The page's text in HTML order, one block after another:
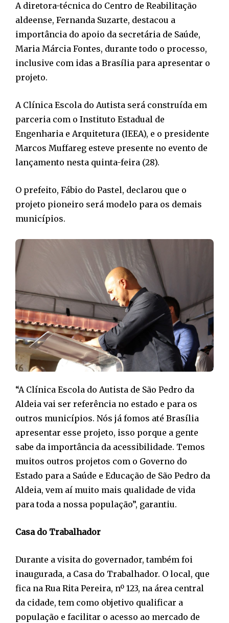
A diretora-técnica do Centro de Reabilitação
aldeense, Fernanda Suzarte, destacou a
importância do apoio da secretária de Saúde,
Maria Márcia Fontes, durante todo o processo,
inclusive com idas a Brasília para apresentar o
projeto.
A Clínica Escola do Autista será construída em
parceria com o Instituto Estadual de
Engenharia e Arquitetura (IEEA), e o presidente
Marcos Muffareg esteve presente no evento de
lançamento nesta quinta-feira (28).
O prefeito, Fábio do Pastel, declarou que o
projeto pioneiro será modelo para os demais
municípios.
“A Clínica Escola do Autista de São Pedro da
Aldeia vai ser referência no estado e para os
outros municípios. Nós já fomos até Brasília
apresentar esse projeto, isso porque a gente
sabe da importância da acessibilidade. Temos
muitos outros projetos com o Governo do
Estado para a Saúde e Educação de São Pedro da
Aldeia, vem aí muito mais qualidade de vida
para toda a nossa população”, garantiu.
Casa do Trabalhador
Durante a visita do governador, também foi
inaugurada, a Casa do Trabalhador. O local, que
fica na Rua Rita Pereira, nº 123, na área central
da cidade, tem como objetivo qualificar a
população e facilitar o acesso ao mercado de